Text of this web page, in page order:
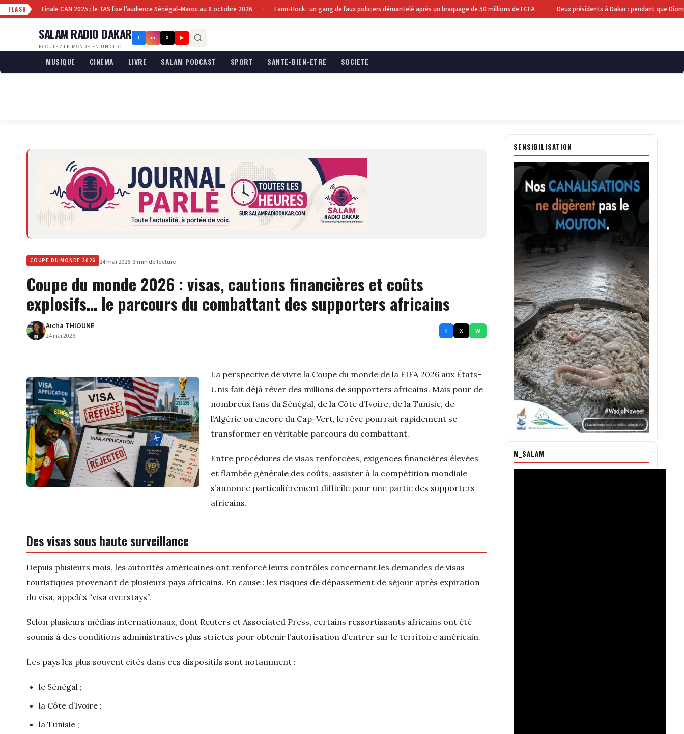
FLASH
· Finale CAN 2025 : le TAS fixe l’audience Sénégal–Maroc au 8 octobre 2026 · Fann-Hock : un gang de faux policiers démantelé après un braquage de 50 millions de FCFA · Deux présidents à Dakar : pendant que
SALAM RADIO DAKAR
ECOUTEZ LE MONDE EN UN CLIC
f in X ▶
MUSIQUE CINEMA LIVRE SALAM PODCAST SPORT SANTE-BIEN-ETRE SOCIETE
COUPE DU MONDE 2026 24 mai 2026· 3 min de lecture
Coupe du monde 2026 : visas, cautions financières et coûts
explosifs… le parcours du combattant des supporters africains
Aicha THIOUNE
24 mai 2026
f X W
La perspective de vivre la Coupe du monde de la FIFA 2026 aux États-
Unis fait déjà rêver des millions de supporters africains. Mais pour de
nombreux fans du Sénégal, de la Côte d’Ivoire, de la Tunisie, de
l’Algérie ou encore du Cap-Vert, le rêve pourrait rapidement se
transformer en véritable parcours du combattant.
Entre procédures de visas renforcées, exigences financières élevées
et flambée générale des coûts, assister à la compétition mondiale
s’annonce particulièrement difficile pour une partie des supporters
africains.
Des visas sous haute surveillance
Depuis plusieurs mois, les autorités américaines ont renforcé leurs contrôles concernant les demandes de visas
touristiques provenant de plusieurs pays africains. En cause : les risques de dépassement de séjour après expiration
du visa, appelés “visa overstays”.
Selon plusieurs médias internationaux, dont Reuters et Associated Press, certains ressortissants africains ont été
soumis à des conditions administratives plus strictes pour obtenir l’autorisation d’entrer sur le territoire américain.
Les pays les plus souvent cités dans ces dispositifs sont notamment :
le Sénégal ;
la Côte d’Ivoire ;
la Tunisie ;
SENSIBILISATION
M_SALAM